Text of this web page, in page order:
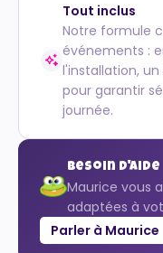
Tout inclus
Notre formule
événements :
l'installation,
pour garantir
journée.
Besoin d'aide
Maurice vous
adaptées à
Parler à Maurice